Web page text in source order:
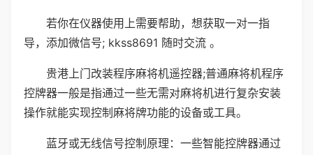
若你在仪器使用上需要帮助，想获取一对一指
导，添加微信号; kkss8691 随时交流 。
贵港上门改装程序麻将机遥控器;普通麻将机程序
控牌器一般是指通过一些无需对麻将机进行复杂安装
操作就能实现控制麻将牌功能的设备或工具。
蓝牙或无线信号控制原理：一些智能控牌器通过